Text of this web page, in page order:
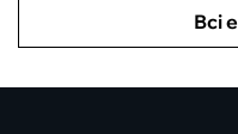
Всі